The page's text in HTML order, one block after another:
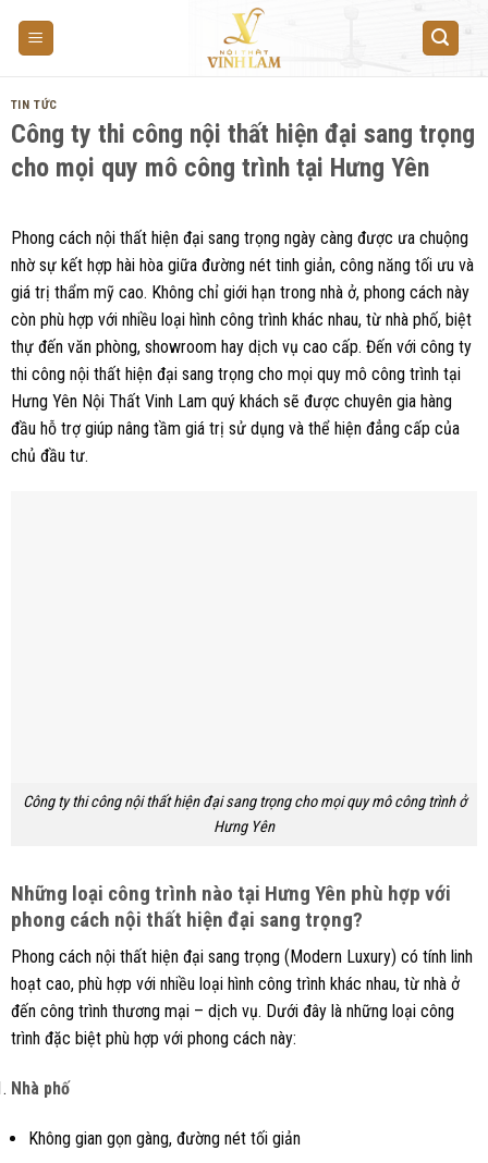
TIN TỨC
Công ty thi công nội thất hiện đại sang trọng
cho mọi quy mô công trình tại Hưng Yên
Phong cách nội thất hiện đại sang trọng ngày càng được ưa chuộng
nhờ sự kết hợp hài hòa giữa đường nét tinh giản, công năng tối ưu và
giá trị thẩm mỹ cao. Không chỉ giới hạn trong nhà ở, phong cách này
còn phù hợp với nhiều loại hình công trình khác nhau, từ nhà phố, biệt
thự đến văn phòng, showroom hay dịch vụ cao cấp. Đến với công ty
thi công nội thất hiện đại sang trọng cho mọi quy mô công trình tại
Hưng Yên Nội Thất Vinh Lam quý khách sẽ được chuyên gia hàng
đầu hỗ trợ giúp nâng tầm giá trị sử dụng và thể hiện đẳng cấp của
chủ đầu tư.
Công ty thi công nội thất hiện đại sang trọng cho mọi quy mô công trình ở
Hưng Yên
Những loại công trình nào tại Hưng Yên phù hợp với
phong cách nội thất hiện đại sang trọng?
Phong cách nội thất hiện đại sang trọng (Modern Luxury) có tính linh
hoạt cao, phù hợp với nhiều loại hình công trình khác nhau, từ nhà ở
đến công trình thương mại – dịch vụ. Dưới đây là những loại công
trình đặc biệt phù hợp với phong cách này:
Nhà phố
Không gian gọn gàng, đường nét tối giản